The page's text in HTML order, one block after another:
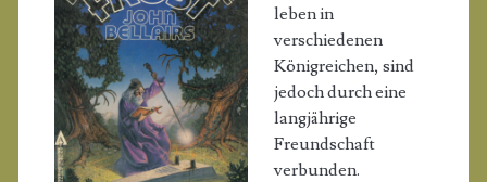
leben in
verschiedenen
Königreichen, sind
jedoch durch eine
langjährige
Freundschaft
verbunden.